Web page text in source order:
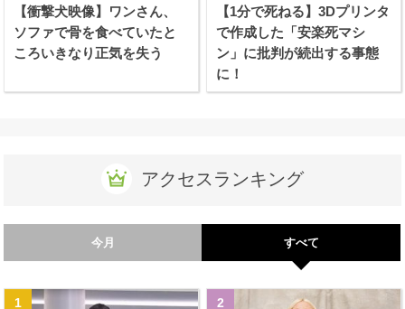
【衝撃犬映像】ワンさん、
ソファで骨を食べていたと
ころいきなり正気を失う
【1分で死ねる】3Dプリンタ
で作成した「安楽死マシ
ン」に批判が続出する事態
に！
アクセスランキング
今月 すべて